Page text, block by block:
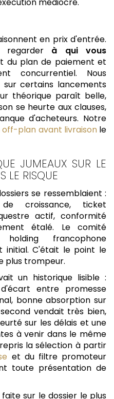
en prix d'entrée.
regarder à qui vous
du plan de paiement et
concurrentiel. Nous
sur certains lancements
théorique paraît belle,
se heurte aux clauses,
d'acheteurs. Notre
off-plan avant livraisonle
JUMEAUX SUR LE
LE RISQUE
se ressemblaient :
croissance, ticket
actif, conformité
étalé. Le comité
holding francophone
initial. C'était le point le
plus trompeur.
un historique lisible :
entre promesse
bonne absorption sur
vendait très bien,
sur les délais et une
à venir dans le même
la sélection à partir
et du filtre promoteur
toute présentation de
sur le dossier le plus